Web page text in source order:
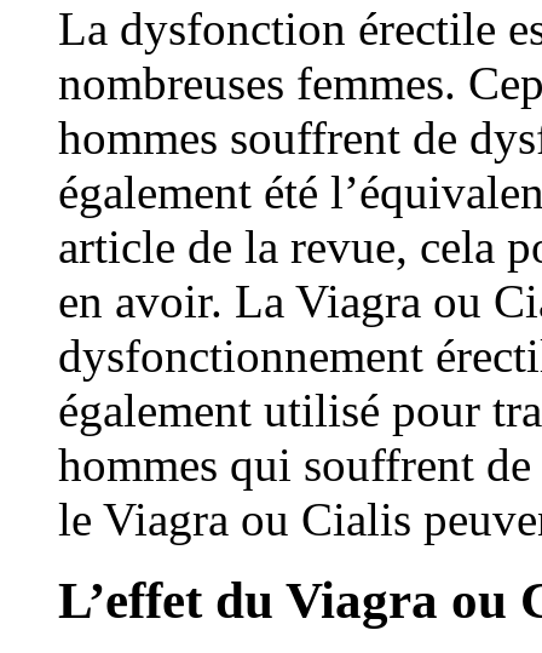
La dysfonction érectile
nombreuses femmes.
hommes souffrent de
également été
article de la revue, cela
en avoir. La Viagra ou
dysfonctionnement
également utilisé pour
hommes qui souffrent
le Viagra ou Cialis
L’effet du Viagra ou